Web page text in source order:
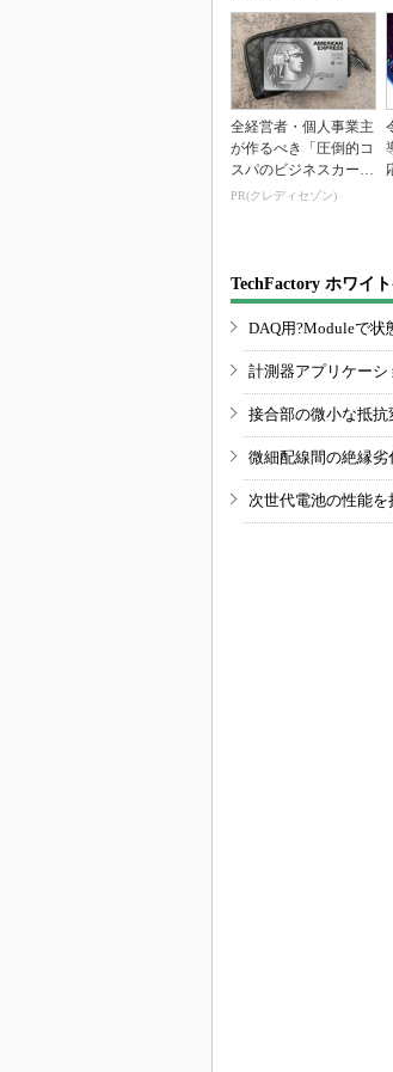
全経営者・個人事業主
が作るべき「圧倒的コ
スパのビジネスカー
ド」
PR(クレディセゾン)
TechFactory ホワイ
DAQ用?Moduleで
計測器アプリケー
接合部の微小な抵
微細配線間の絶縁
次世代電池の性能